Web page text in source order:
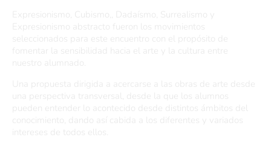
Expresionismo, Cubismo,, Dadaísmo, Surrealismo y
Expresionismo abstracto fueron los movimientos
seleccionados para este encuentro con el propósito de
fomentar la sensibilidad hacia el arte y la cultura entre
nuestro alumnado.
Una propuesta dirigida a acercarse a las obras de arte desde
una perspectiva transversal, desde la que los alumnos
pueden entender lo acontecido desde distintos ámbitos del
conocimiento, dando así cabida a los diferentes y variados
intereses de todos ellos.